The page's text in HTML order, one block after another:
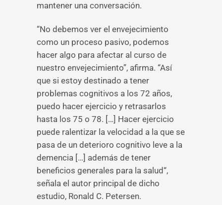
mantener una conversación.
“No debemos ver el envejecimiento
como un proceso pasivo, podemos
hacer algo para afectar al curso de
nuestro envejecimiento”, afirma. “Así
que si estoy destinado a tener
problemas cognitivos a los 72 años,
puedo hacer ejercicio y retrasarlos
hasta los 75 o 78. […] Hacer ejercicio
puede ralentizar la velocidad a la que se
pasa de un deterioro cognitivo leve a la
demencia […] además de tener
beneficios generales para la salud“,
señala el autor principal de dicho
estudio, Ronald C. Petersen.